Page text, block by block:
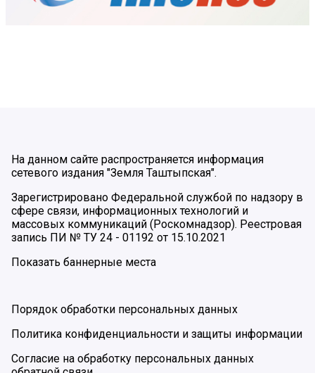
На данном сайте распространяется информация
сетевого издания "Земля Таштыпская".
Зарегистрировано Федеральной службой по надзору в
сфере связи, информационных технологий и
массовых коммуникаций (Роскомнадзор). Реестровая
запись ПИ № ТУ 24 - 01192 от 15.10.2021
Показать баннерные места
Порядок обработки персональных данных
Политика конфиденциальности и защиты информации
Согласие на обработку персональных данных